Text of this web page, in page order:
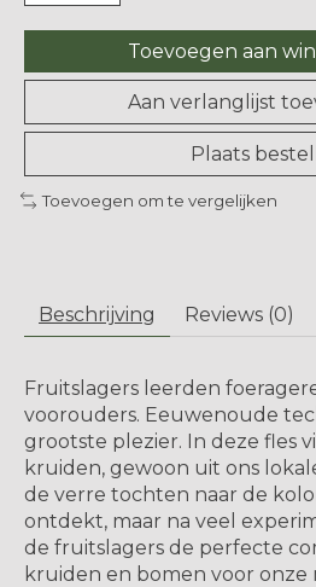
Toevoegen aan
Aan verlanglijst
Plaats
Toevoegen om te vergelijken
Beschrijving Reviews (0)
Fruitslagers leerden
voorouders. Eeuwenoude
grootste plezier. In deze fles
kruiden, gewoon uit ons
de verre tochten naar de
ontdekt, maar na veel
de fruitslagers de perfecte
kruiden en bomen voor onze